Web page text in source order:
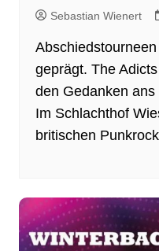
Sebastian Wienert
geprägt. The
den Gedanken
Im Schlachthof
britischen